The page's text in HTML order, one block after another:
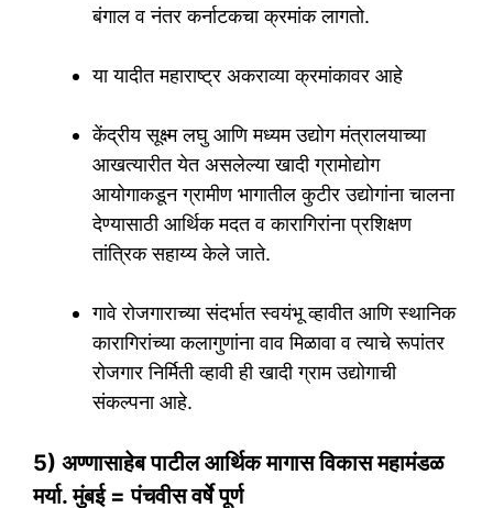
बंगाल व नंतर कर्नाटकचा क्रमांक लागतो.
या यादीत महाराष्ट्र अकराव्या क्रमांकावर आहे
केंद्रीय सूक्ष्म लघु आणि मध्यम उद्योग मंत्रालयाच्या
आखत्यारीत येत असलेल्या खादी ग्रामोद्योग
आयोगाकडून ग्रामीण भागातील कुटीर उद्योगांना चालना
देण्यासाठी आर्थिक मदत व कारागिरांना प्रशिक्षण
तांत्रिक सहाय्य केले जाते.
गावे रोजगाराच्या संदर्भात स्वयंभू व्हावीत आणि स्थानिक
कारागिरांच्या कलागुणांना वाव मिळावा व त्याचे रूपांतर
रोजगार निर्मिती व्हावी ही खादी ग्राम उद्योगाची
संकल्पना आहे.
5) अण्णासाहेब पाटील आर्थिक मागास विकास महामंडळ
मर्या. मुंबई = पंचवीस वर्षे पूर्ण